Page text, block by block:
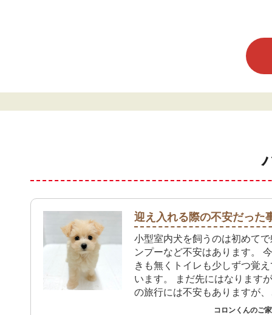
迎え入れる際の不安だった
小型室内犬を飼うのは初めて
ンプーなど不安はあります。
きも無くトイレも少しずつ覚
います。 まだ先にはなります
の旅行には不安もありますが
しみにしています！コロンくんのご